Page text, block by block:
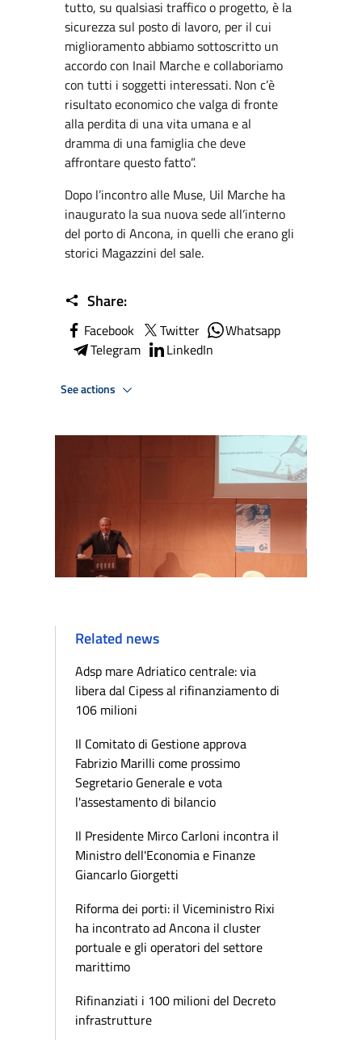
tutto, su qualsiasi traffico o progetto, è la
sicurezza sul posto di lavoro, per il cui
miglioramento abbiamo sottoscritto un
accordo con Inail Marche e collaboriamo
con tutti i soggetti interessati. Non c’è
risultato economico che valga di fronte
alla perdita di una vita umana e al
dramma di una famiglia che deve
affrontare questo fatto”.
Dopo l’incontro alle Muse, Uil Marche ha
inaugurato la sua nuova sede all’interno
del porto di Ancona, in quelli che erano gli
storici Magazzini del sale.
Share:
Facebook Twitter
Whatsapp
Telegram
LinkedIn
See actions
Related news
Adsp mare Adriatico centrale: via
libera dal Cipess al rifinanziamento di
106 milioni
Il Comitato di Gestione approva
Fabrizio Marilli come prossimo
Segretario Generale e vota
l'assestamento di bilancio
Il Presidente Mirco Carloni incontra il
Ministro dell'Economia e Finanze
Giancarlo Giorgetti
Riforma dei porti: il Viceministro Rixi
ha incontrato ad Ancona il cluster
portuale e gli operatori del settore
marittimo
Rifinanziati i 100 milioni del Decreto
infrastrutture